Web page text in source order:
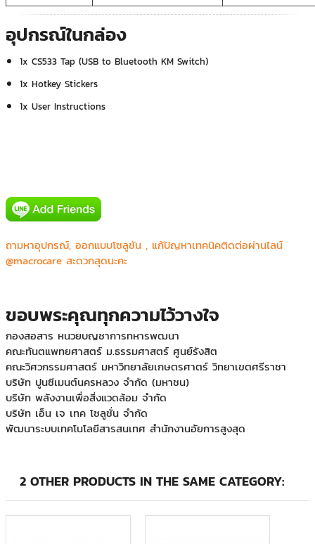
อุปกรณ์ในกล่อง
1x CS533 Tap (USB to Bluetooth KM Switch)
1x Hotkey Stickers
1x User Instructions
ถามหาอุปกรณ์, ออกแบบโซลูชัน , แก้ปัญหาเทคนิคติดต่อผ่านไลน์
@macrocare สะดวกสุดนะคะ
ขอบพระคุณทุกความไว้วางใจ
IDS Medical Systems Co.,Ltd.
Mercure&IBIS Bangkok Siam
กองสื่อสาร หน่วยบัญชาการทหารพัฒนา
คณะทันตแพทยศาสตร์ ม.ธรรมศาสตร์ ศูนย์รังสิต
คณะวิศวกรรมศาสตร์ มหาวิทยาลัยเกษตรศาตร์ วิทยาเขตศรีราชา
บริษัท ปูนซีเมนต์นครหลวง จำกัด (มหาชน)
บริษัท พลังงานเพื่อสิ่งแวดล้อม จำกัด
บริษัท เอ็น เจ เทค โซลูชั่น จำกัด
พัฒนาระบบเทคโนโลยีสารสนเทศ สำนักงานอัยการสูงสุด
ศูนย์ประสานการปฏิบัติในการรักษาผลประโยชน์ของชาติทางทะเลเขต ๒
สำนักงานการทะเบียน จุฬาลงกรณ์มหาวิทยาลัย
สำนักงานคณะกรรมการการเลือกตั้ง
สำนักวิทยบริการและเทคโนโลยีสารสนเทศ มหาวิทยาลัยราชภัฏ
2 OTHER PRODUCTS IN THE SAME CATEGORY: